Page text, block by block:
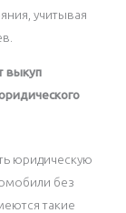
учитывая
выкуп
юридическую
без
такие